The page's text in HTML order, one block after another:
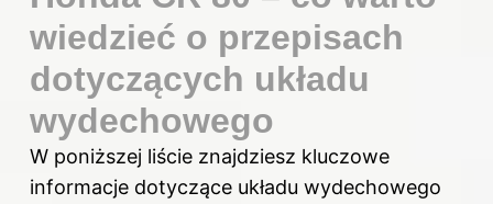
wiedzieć o przepisach
dotyczących układu
wydechowego
W poniższej liście znajdziesz kluczowe
informacje dotyczące układu wydechowego